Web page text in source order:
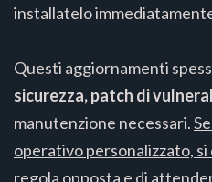
installatelo
Questi aggiornamenti
sicurezza, patch di
manutenzione necessari.
operativo personalizzato, si
regola opposta e di